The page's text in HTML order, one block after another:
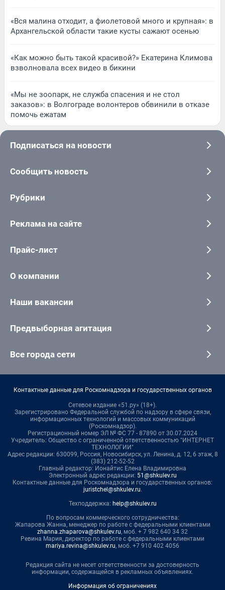
«Вся малина отходит, а фиолетовой много и крупная»: в
Архангельской области такие кусты сажают осенью
«Как можно быть такой красивой?» Екатерина Климова
взволновала всех видео в бикини
«Мы не зоопарк, не служба спасения и не стол
заказов»: в Волгограде волонтеров обвинили в отказе
помочь ежатам
Подписаться на новости
Сообщить новость
Рубрики
Реклама на сайте
Прайс-лист
О компании
Наши вакансии
Предвыборная агитация
Все города сети
Контактные данные для Роскомнадзора и государственных органов
Сетевое издание «51.ру» (18+).
Зарегистрировано Федеральной службой по надзору в сфере связи,
информационных технологий и массовых коммуникаций
(Роскомнадзор).
Регистрационный номер ЭЛ № ФС 77 - 87890 от 30.07.2024
Учредитель: Общество с ограниченной ответственностью "ИНТЕРНЕТ
ТЕХНОЛОГИИ"
Адрес редакции: 630099, Россия, Новосибирск, ул. Ленина, д. 12, 6 этаж, 8
(383) 212-52-52
Главный редактор: Ионайтис Елена Владимировна
Электронный адрес редакции: 51@shkulev.ru
Контактные данные для Роскомнадзора и государственных органов:
juristchel@shkulev.ru.
Техподдержка: help@shkulev.ru
По вопросам коммерческого сотрудничества:
Жапарова Жанна, менеджер по работе с федеральными клиентами
zhanna.zhaparova@shkulev.ru, моб. + 7 982 640 34 32
Ревина Мария, директор по работе с федеральными клиентами
mariya.revina@shkulev.ru, моб. +7 910 402 4056
Редакция сайта не несет ответственности за достоверность
информации, содержащейся в рекламных объявлениях.
Информация об ограничениях